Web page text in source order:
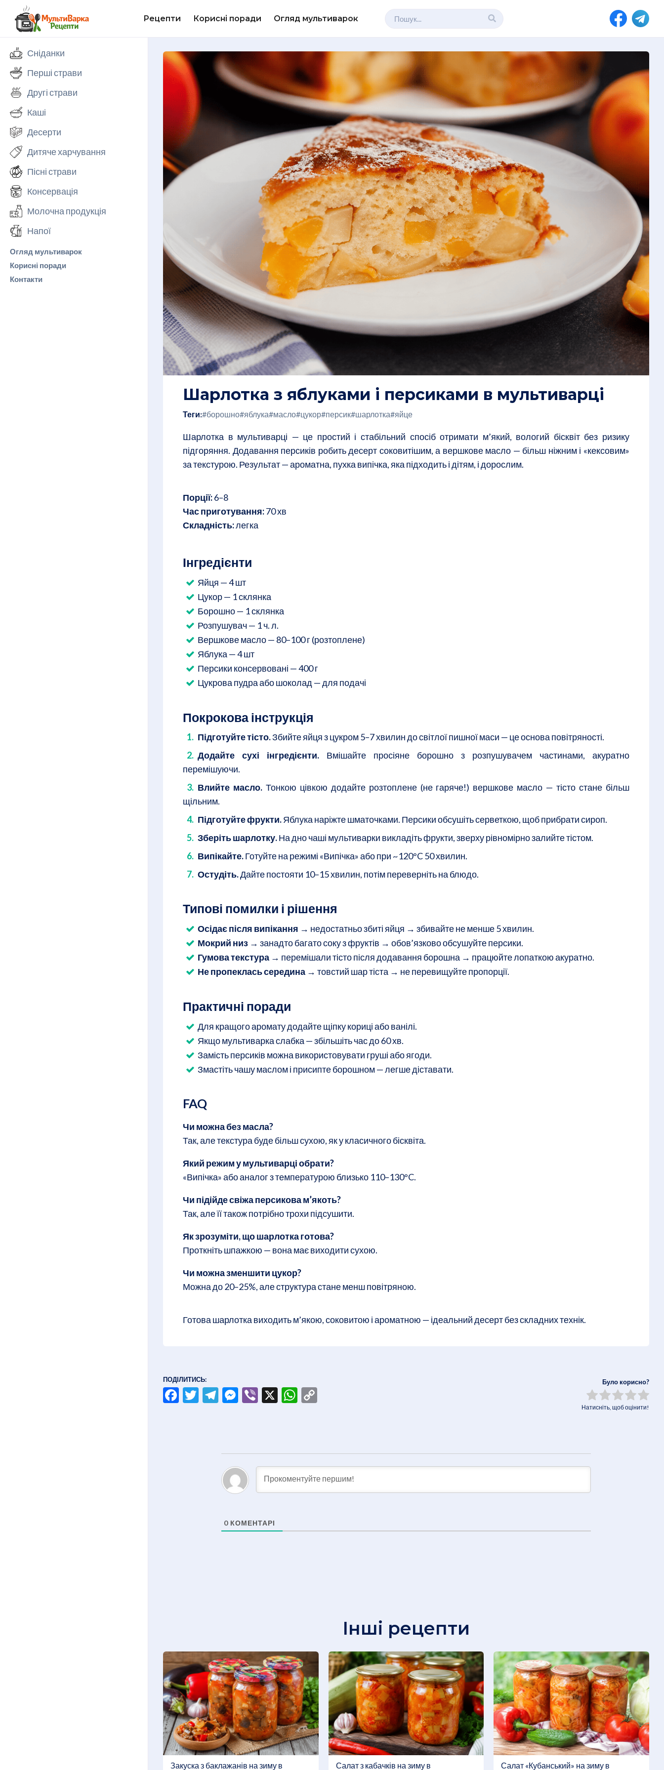
Рецепти Корисні поради Огляд мультиварок
Сніданки
Перші страви
Другі страви
Каші
Десерти
Дитяче харчування
Пісні страви
Консервація
Молочна продукція
Напої
Огляд мультиварок
Корисні поради
Контакти
Шарлотка з яблуками і персиками в мультиварці
Теги:#борошно#яблука#масло#цукор#персик#шарлотка#яйце
Шарлотка в мультиварці — це простий і стабільний спосіб отримати м’який, вологий бісквіт без ризику
підгоряння. Додавання персиків робить десерт соковитішим, а вершкове масло — більш ніжним і «кексовим»
за текстурою. Результат — ароматна, пухка випічка, яка підходить і дітям, і дорослим.
Порції:6–8
Час приготування:70 хв
Складність:легка
Інгредієнти
Яйця — 4 шт
Цукор — 1 склянка
Борошно — 1 склянка
Розпушувач — 1 ч. л.
Вершкове масло — 80–100 г (розтоплене)
Яблука — 4 шт
Персики консервовані — 400 г
Цукрова пудра або шоколад — для подачі
Покрокова інструкція
Підготуйте тісто.Збийте яйця з цукром 5–7 хвилин до світлої пишної маси — це основа повітряності.
Додайте сухі інгредієнти. Вмішайте просіяне борошно з розпушувачем частинами, акуратно
перемішуючи.
Влийте масло.Тонкою цівкою додайте розтоплене (не гаряче!) вершкове масло — тісто стане більш
щільним.
Підготуйте фрукти.Яблука наріжте шматочками. Персики обсушіть серветкою, щоб прибрати сироп.
Зберіть шарлотку.На дно чаші мультиварки викладіть фрукти, зверху рівномірно залийте тістом.
Випікайте.Готуйте на режимі «Випічка» або при ~120°C 50 хвилин.
Остудіть.Дайте постояти 10–15 хвилин, потім переверніть на блюдо.
Типові помилки і рішення
Осідає після випікання → недостатньо збиті яйця → збивайте не менше 5 хвилин.
Мокрий низ → занадто багато соку з фруктів → обов’язково обсушуйте персики.
Гумова текстура → перемішали тісто після додавання борошна → працюйте лопаткою акуратно.
Не пропеклась середина → товстий шар тіста → не перевищуйте пропорції.
Практичні поради
Для кращого аромату додайте щіпку кориці або ванілі.
Якщо мультиварка слабка — збільшіть час до 60 хв.
Замість персиків можна використовувати груші або ягоди.
Змастіть чашу маслом і присипте борошном — легше діставати.
FAQ
Чи можна без масла?
Так, але текстура буде більш сухою, як у класичного бісквіта.
Який режим у мультиварці обрати?
«Випічка» або аналог з температурою близько 110–130°C.
Чи підійде свіжа персикова м’якоть?
Так, але її також потрібно трохи підсушити.
Як зрозуміти, що шарлотка готова?
Проткніть шпажкою — вона має виходити сухою.
Чи можна зменшити цукор?
Можна до 20–25%, але структура стане менш повітряною.
Готова шарлотка виходить м’якою, соковитою і ароматною — ідеальний десерт без складних технік.
ПОДІЛИТИСЬ:
Facebook
Twitter
Telegram
Messenger
Viber
X WhatsApp
Було корисно?
Натисніть, щоб оцінити!
0 КОМЕНТАРІ
Інші рецепти
Закуска з баклажанів на зиму в Салат з кабачків на зиму в Салат «Кубанський» на зиму в